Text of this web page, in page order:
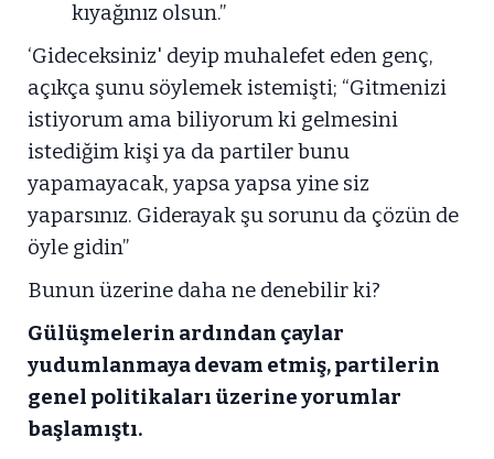
kıyağınız olsun.”
‘Gideceksiniz' deyip muhalefet eden genç,
açıkça şunu söylemek istemişti; “Gitmenizi
istiyorum ama biliyorum ki gelmesini
istediğim kişi ya da partiler bunu
yapamayacak, yapsa yapsa yine siz
yaparsınız. Giderayak şu sorunu da çözün de
öyle gidin”
Bunun üzerine daha ne denebilir ki?
Gülüşmelerin ardından çaylar
yudumlanmaya devam etmiş, partilerin
genel politikaları üzerine yorumlar
başlamıştı.